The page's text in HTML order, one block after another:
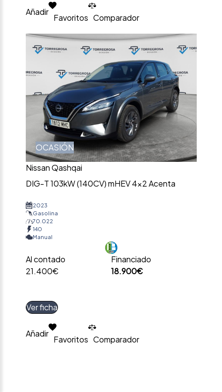
Añadir
Favoritos Comparador
OCASIÓN
Nissan Qashqai
DIG-T 103kW (140CV) mHEV 4×2 Acenta
2023
Gasolina
70.022
140
Manual
Al contado
21.400€
Financiado
18.900€
Ver ficha
Añadir
Favoritos Comparador